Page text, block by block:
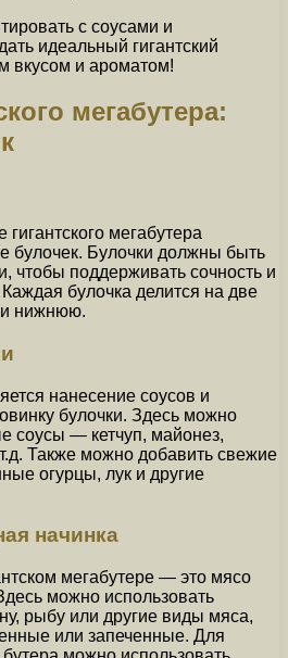
с соусами и
идеальный гигантский
вкусом и ароматом!
мегабутера:
мегабутера
булочек. Булочки должны быть
чтобы поддерживать сочность и
булочка делится на две
нижнюю.
нанесение соусов и
булочки. Здесь можно
соусы — кетчуп, майонез,
Также можно добавить свежие
огурцы, лук и другие
начинка
мегабутере — это мясо
можно использовать
рыбу или другие виды мяса,
или запеченные. Для